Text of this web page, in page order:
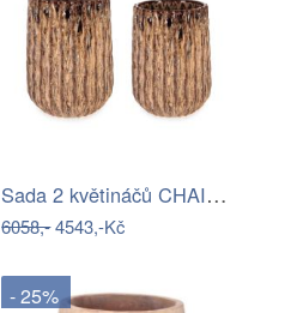
Sada 2 květináčů CHAINAT Hnědá
6058,-4543,-Kč
- 25%